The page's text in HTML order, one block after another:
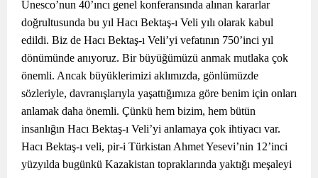
Unesco’nun 40’ıncı genel konferansında alınan kararlar
doğrultusunda bu yıl Hacı Bektaş-ı Veli yılı olarak kabul
edildi. Biz de Hacı Bektaş-ı Veli’yi vefatının 750’inci yıl
dönümünde anıyoruz. Bir büyüğümüzü anmak mutlaka çok
önemli. Ancak büyüklerimizi aklımızda, gönlümüzde
sözleriyle, davranışlarıyla yaşattığımıza göre benim için onları
anlamak daha önemli. Çünkü hem bizim, hem bütün
insanlığın Hacı Bektaş-ı Veli’yi anlamaya çok ihtiyacı var.
Hacı Bektaş-ı veli, pir-i Türkistan Ahmet Yesevi’nin 12’inci
yüzyılda bugünkü Kazakistan topraklarında yaktığı meşaleyi